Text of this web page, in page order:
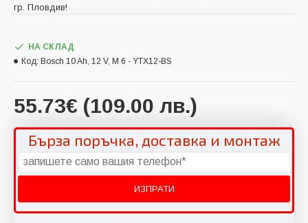
гр. Пловдив!
55.73€ (109.00 лв.)
НА СКЛАД
Код: Bosch 10 Ah, 12 V, M 6 - YTX12-BS
Бърза поръчка, доставка и монтаж